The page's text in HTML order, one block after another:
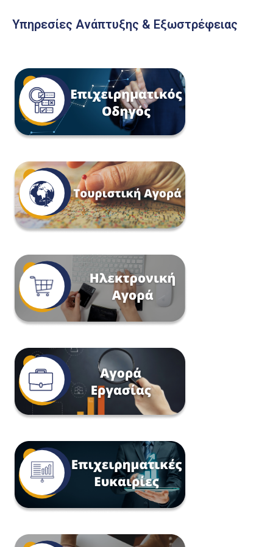
Υπηρεσίες Ανάπτυξης & Εξωστρέφειας